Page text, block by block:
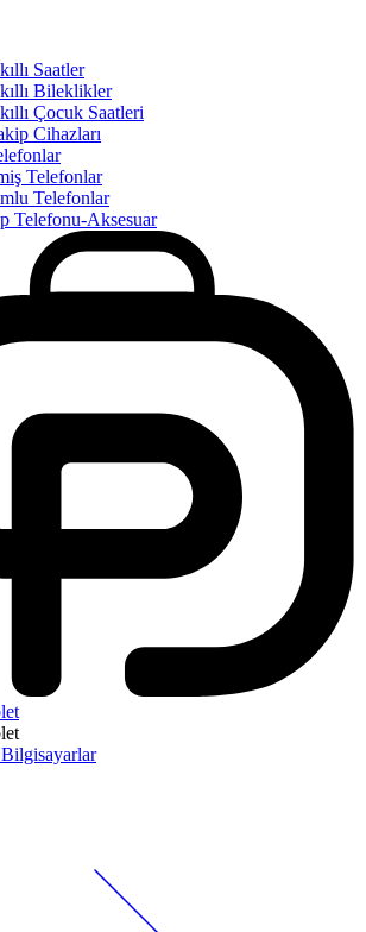
Saatler
Bileklikler
Çocuk Saatleri
Cihazları
Telefonlar
Telefonlar
Telefonu-Aksesuar